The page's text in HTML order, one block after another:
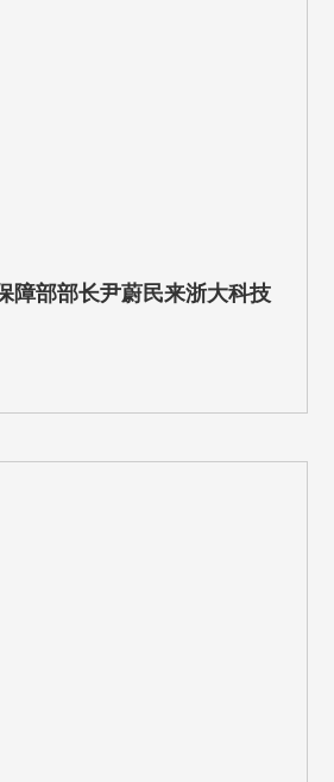
障部部长尹蔚民来浙大科技